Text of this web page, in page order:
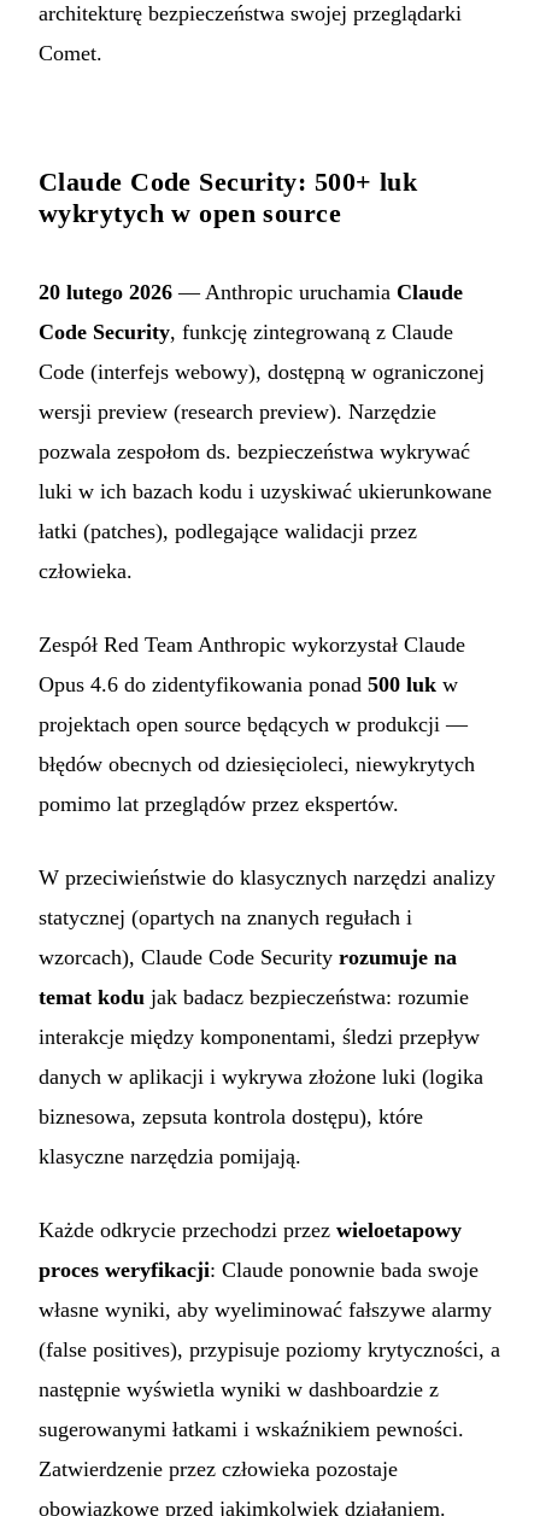
architekturę bezpieczeństwa swojej przeglądarki
Comet.
Claude Code Security: 500+ luk
wykrytych w open source
20 lutego 2026 — Anthropic uruchamia Claude
Code Security, funkcję zintegrowaną z Claude
Code (interfejs webowy), dostępną w ograniczonej
wersji preview (research preview). Narzędzie
pozwala zespołom ds. bezpieczeństwa wykrywać
luki w ich bazach kodu i uzyskiwać ukierunkowane
łatki (patches), podlegające walidacji przez
człowieka.
Zespół Red Team Anthropic wykorzystał Claude
Opus 4.6 do zidentyfikowania ponad 500 luk w
projektach open source będących w produkcji —
błędów obecnych od dziesięcioleci, niewykrytych
pomimo lat przeglądów przez ekspertów.
W przeciwieństwie do klasycznych narzędzi analizy
statycznej (opartych na znanych regułach i
wzorcach), Claude Code Security rozumuje na
temat kodu jak badacz bezpieczeństwa: rozumie
interakcje między komponentami, śledzi przepływ
danych w aplikacji i wykrywa złożone luki (logika
biznesowa, zepsuta kontrola dostępu), które
klasyczne narzędzia pomijają.
Każde odkrycie przechodzi przez wieloetapowy
proces weryfikacji: Claude ponownie bada swoje
własne wyniki, aby wyeliminować fałszywe alarmy
(false positives), przypisuje poziomy krytyczności, a
następnie wyświetla wyniki w dashboardzie z
sugerowanymi łatkami i wskaźnikiem pewności.
Zatwierdzenie przez człowieka pozostaje
obowiązkowe przed jakimkolwiek działaniem.